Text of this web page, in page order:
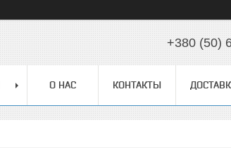
+380 (50)
О НАС КОНТАКТЫ